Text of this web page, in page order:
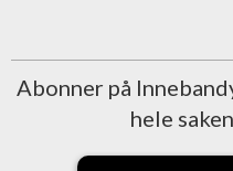
Abonner på
hele